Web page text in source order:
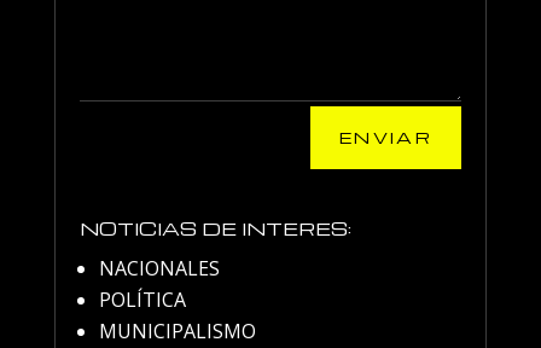
ENVIAR
NOTICIAS DE INTERES:
NACIONALES
POLÍTICA
MUNICIPALISMO